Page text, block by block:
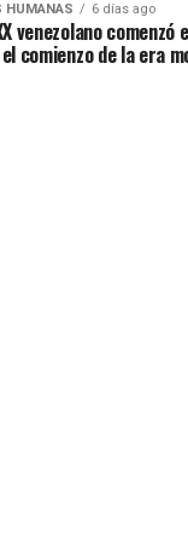
HUMANAS 6 días ago
venezolano
comienzo de la era